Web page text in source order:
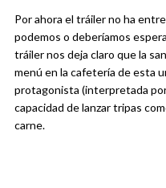
Por ahora el tráiler no ha
podemos o deberíamos
tráiler nos deja claro que la
menú en la cafetería de esta
protagonista (interpretada
capacidad de lanzar tripas
carne.